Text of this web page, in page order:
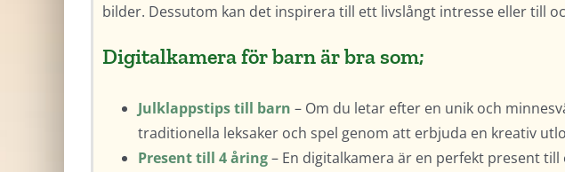
bilder. Dessutom kan det inspirera till ett livslångt intresse eller till
Digitalkamera för barn är bra som;
Julklappstips till barn – Om du letar efter en unik och
traditionella leksaker och spel genom att erbjuda en kreativ
Present till 4 åring– En digitalkamera är en perfekt present